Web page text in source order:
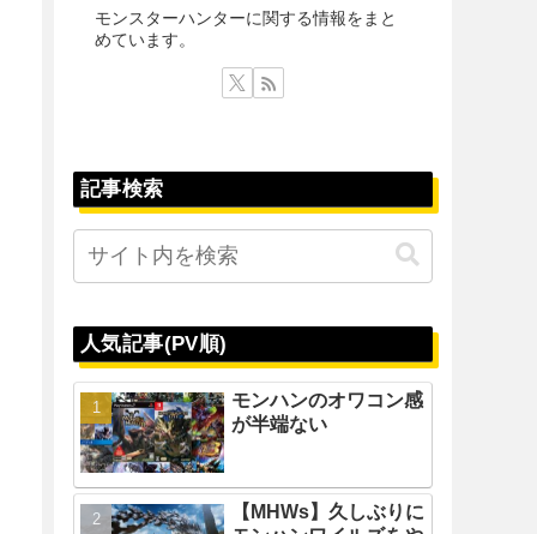
モンスターハンターに関する情報をまと
めています。
記事検索
人気記事(PV順)
モンハンのオワコン感
が半端ない
【MHWs】久しぶりに